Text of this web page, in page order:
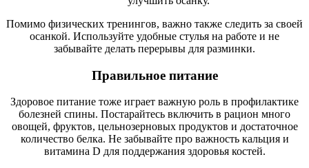
Помимо физических тренингов, важно также следить за своей
осанкой. Используйте удобные стулья на работе и не
забывайте делать перерывы для разминки.
Правильное питание
Здоровое питание тоже играет важную роль в профилактике
болезней спины. Постарайтесь включить в рацион много
овощей, фруктов, цельнозерновых продуктов и достаточное
количество белка. Не забывайте про важность кальция и
витамина D для поддержания здоровья костей.